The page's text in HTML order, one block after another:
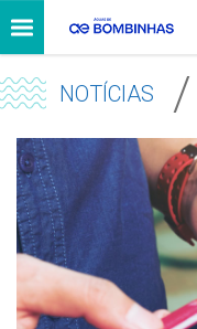
NOTÍCIAS